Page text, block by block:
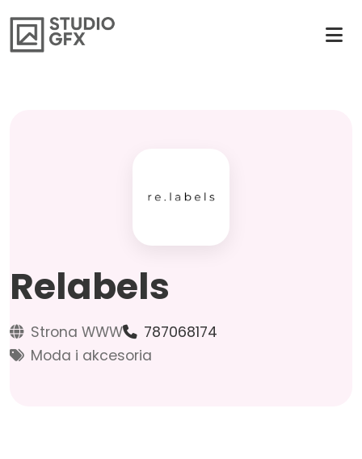
Relabels
Strona WWW
787068174
Moda i akcesoria